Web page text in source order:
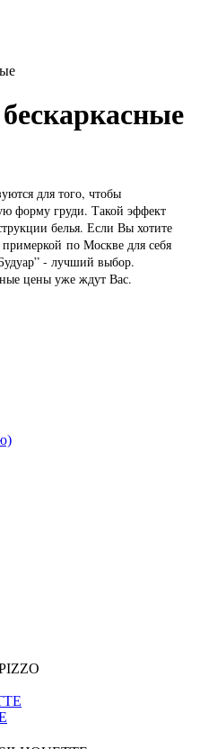
для того, чтобы
форму груди. Такой эффект
белья. Если Вы хотите
по Москве для себя
- лучший выбор.
цены уже ждут Вас.